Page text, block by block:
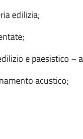
edilizia;
e paesistico –
acustico;